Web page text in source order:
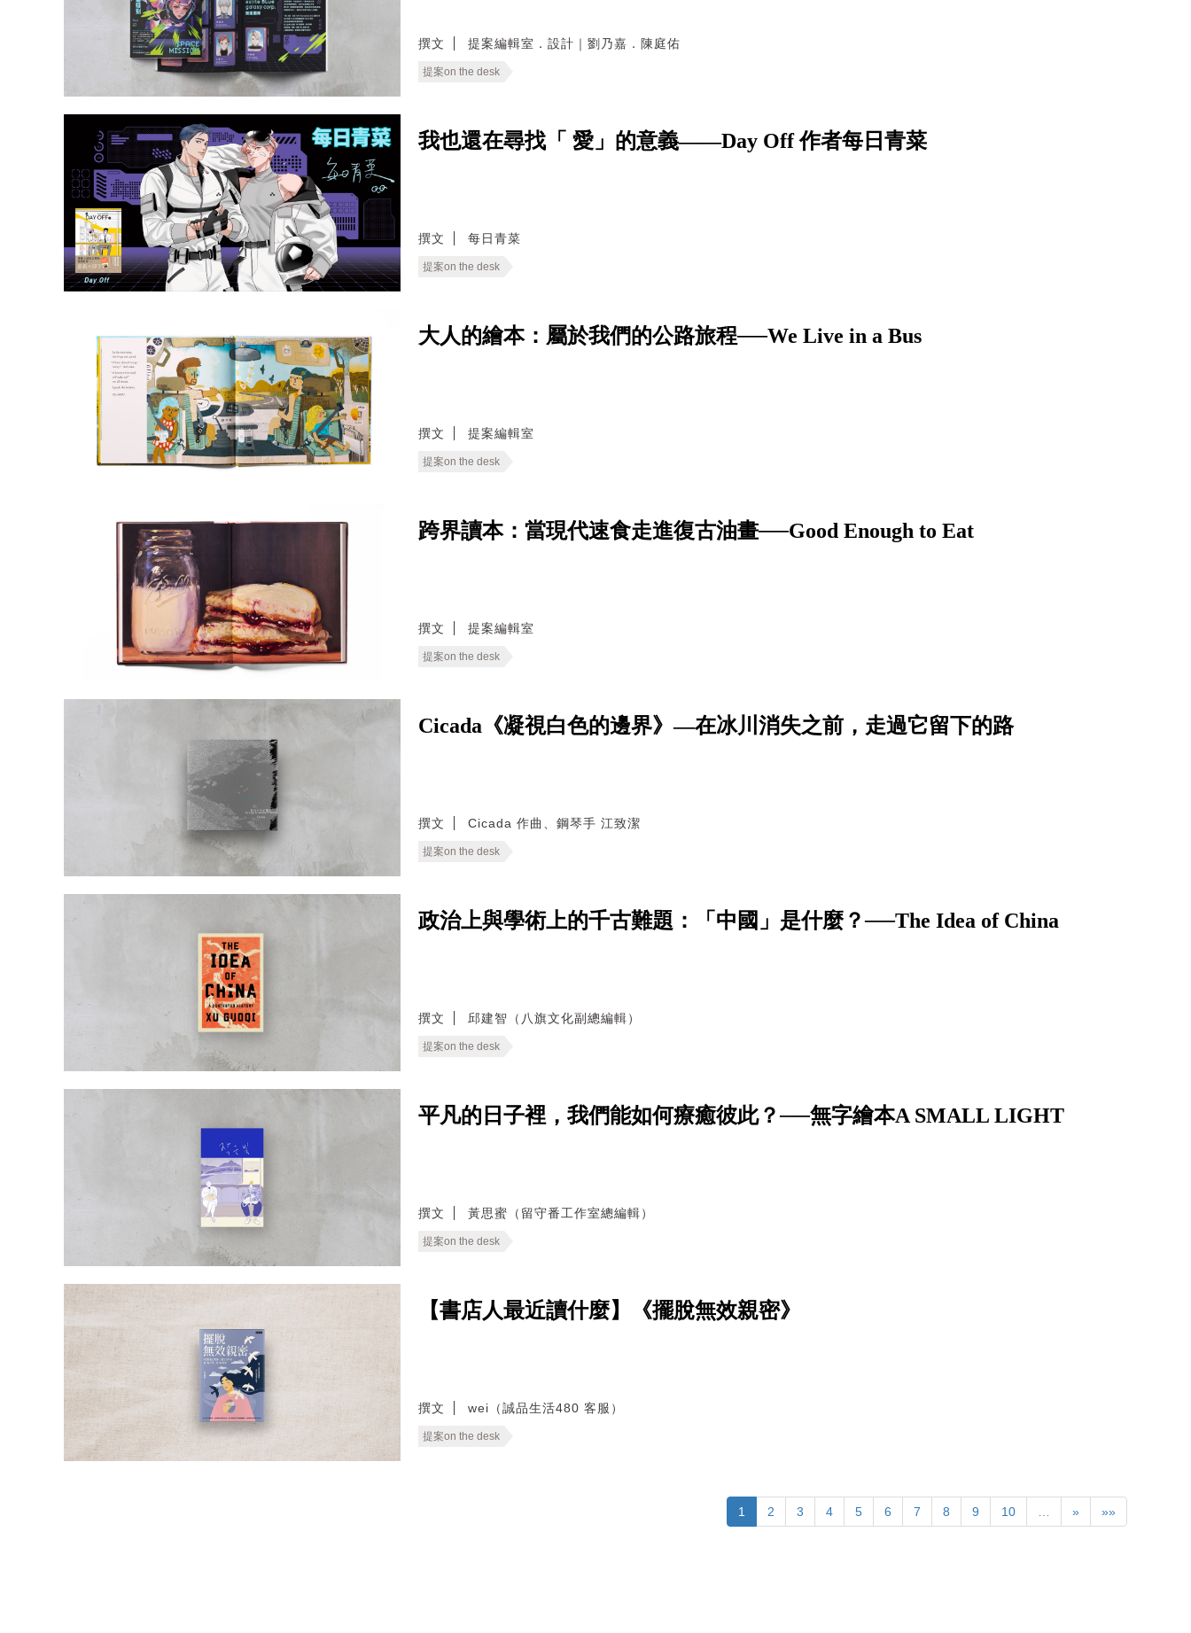
撰文 提案編輯室．設計｜劉乃嘉．陳庭佑
提案on the desk
我也還在尋找「 愛」的意義——Day Off 作者每日青菜
撰文 每日青菜
提案on the desk
大人的繪本：屬於我們的公路旅程──We Live in a Bus
撰文 提案編輯室
提案on the desk
跨界讀本：當現代速食走進復古油畫──Good Enough to Eat
撰文 提案編輯室
提案on the desk
Cicada《凝視白色的邊界》—在冰川消失之前，走過它留下的路
撰文 Cicada 作曲、鋼琴手 江致潔
提案on the desk
政治上與學術上的千古難題：「中國」是什麼？──The Idea of China
撰文 邱建智（八旗文化副總編輯）
提案on the desk
平凡的日子裡，我們能如何療癒彼此？──無字繪本A SMALL LIGHT
撰文 黃思蜜（留守番工作室總編輯）
提案on the desk
【書店人最近讀什麼】《擺脫無效親密》
撰文 wei（誠品生活480 客服）
提案on the desk
1 2 3 4 5 6 7 8 9 10 … » »»